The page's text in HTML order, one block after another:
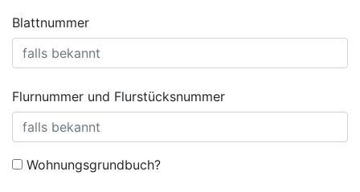
Blattnummer
Flurnummer und Flurstücksnummer
Wohnungsgrundbuch?